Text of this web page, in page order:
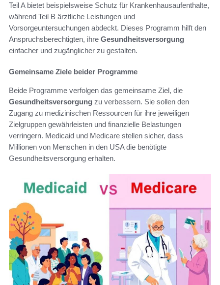
Teil A bietet beispielsweise Schutz für Krankenhausaufenthalte,
während Teil B ärztliche Leistungen und
Vorsorgeuntersuchungen abdeckt. Dieses Programm hilft den
Anspruchsberechtigten, ihre Gesundheitsversorgung
einfacher und zugänglicher zu gestalten.
Gemeinsame Ziele beider Programme
Beide Programme verfolgen das gemeinsame Ziel, die
Gesundheitsversorgung zu verbessern. Sie sollen den
Zugang zu medizinischen Ressourcen für ihre jeweiligen
Zielgruppen gewährleisten und finanzielle Belastungen
verringern. Medicaid und Medicare stellen sicher, dass
Millionen von Menschen in den USA die benötigte
Gesundheitsversorgung erhalten.